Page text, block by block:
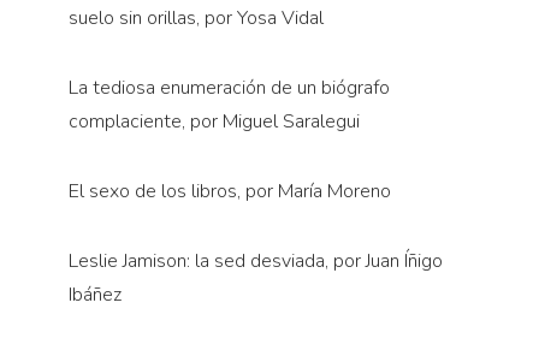
suelo sin orillas, por Yosa Vidal
La tediosa enumeración de un biógrafo
complaciente, por Miguel Saralegui
El sexo de los libros, por María Moreno
Leslie Jamison: la sed desviada, por Juan Íñigo
Ibáñez